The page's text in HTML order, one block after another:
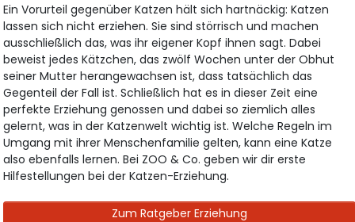
Ein Vorurteil gegenüber Katzen hält sich hartnäckig: Katzen
lassen sich nicht erziehen. Sie sind störrisch und machen
ausschließlich das, was ihr eigener Kopf ihnen sagt. Dabei
beweist jedes Kätzchen, das zwölf Wochen unter der Obhut
seiner Mutter herangewachsen ist, dass tatsächlich das
Gegenteil der Fall ist. Schließlich hat es in dieser Zeit eine
perfekte Erziehung genossen und dabei so ziemlich alles
gelernt, was in der Katzenwelt wichtig ist. Welche Regeln im
Umgang mit ihrer Menschenfamilie gelten, kann eine Katze
also ebenfalls lernen. Bei ZOO & Co. geben wir dir erste
Hilfestellungen bei der Katzen-Erziehung.
Zum Ratgeber Erziehung